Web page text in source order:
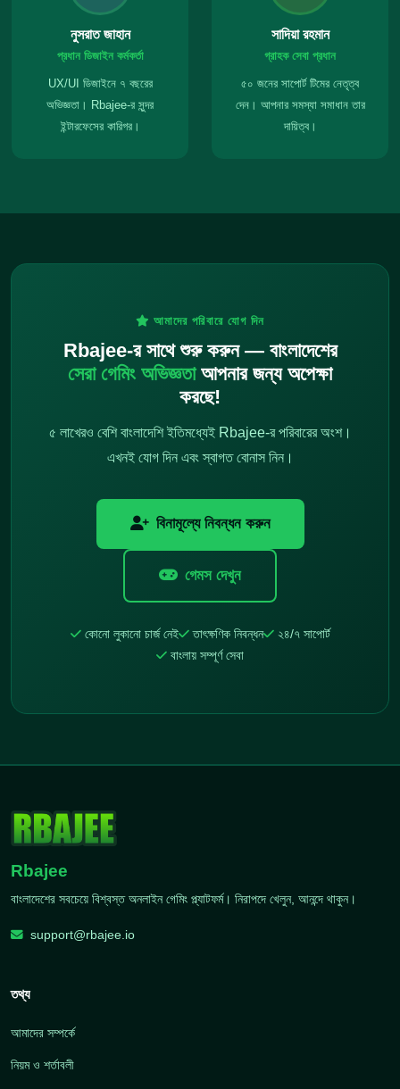
নুসরাত জাহান
প্রধান ডিজাইন কর্মকর্তা
UX/UI ডিজাইনে ৭ বছরের
অভিজ্ঞতা। Rbajee-র সুন্দর
ইন্টারফেসের কারিগর।
সাদিয়া রহমান
গ্রাহক সেবা প্রধান
৫০ জনের সাপোর্ট টিমের নেতৃত্ব
দেন। আপনার সমস্যা সমাধান তার
দায়িত্ব।
আমাদের পরিবারে যোগ দিন
Rbajee-র সাথে শুরু করুন — বাংলাদেশের
সেরা গেমিং অভিজ্ঞতাআপনার জন্য অপেক্ষা
করছে!
৫ লাখেরও বেশি বাংলাদেশি ইতিমধ্যেই Rbajee-র পরিবারের অংশ।
এখনই যোগ দিন এবং স্বাগত বোনাস নিন।
বিনামূল্যে নিবন্ধন করুন
গেমস দেখুন
কোনো লুকানো চার্জ নেই তাৎক্ষণিক নিবন্ধন
২৪/৭ সাপোর্ট
বাংলায় সম্পূর্ণ সেবা
Rbajee
বাংলাদেশের সবচেয়ে বিশ্বস্ত অনলাইন গেমিং প্ল্যাটফর্ম। নিরাপদে খেলুন, আনন্দে থাকুন।
support@rbajee.io
তথ্য
আমাদের সম্পর্কে
নিয়ম ও শর্তাবলী